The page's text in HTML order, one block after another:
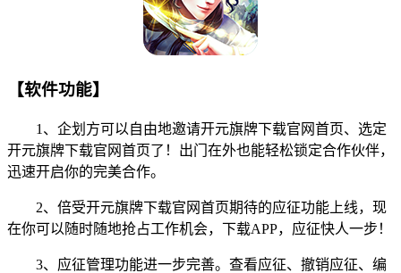
【软件功能】
1、企划方可以自由地邀请开元旗牌下载官网首页、选定
开元旗牌下载官网首页了！出门在外也能轻松锁定合作伙伴，
迅速开启你的完美合作。
2、倍受开元旗牌下载官网首页期待的应征功能上线，现
在你可以随时随地抢占工作机会，下载APP，应征快人一步！
3、应征管理功能进一步完善。查看应征、撤销应征、编